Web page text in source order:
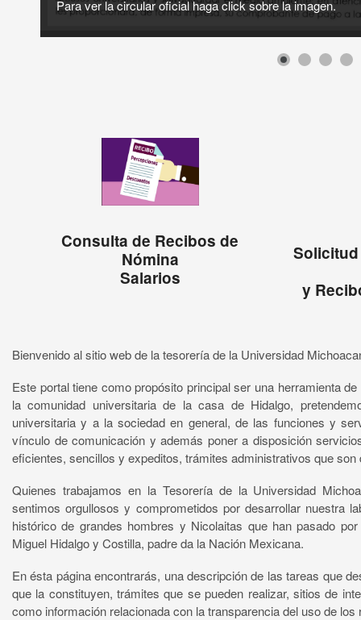
Para ver la circular oficial haga click sobre la imagen.
Consulta de Recibos de
Nómina
Salarios
y
Bienvenido al sitio web de la tesorería de la Universidad
Este portal tiene como propósito principal ser una herramienta
la comunidad universitaria de la casa de Hidalgo,
universitaria y a la sociedad en general, de las funciones y
vínculo de comunicación y además poner a disposición
eficientes, sencillos y expeditos, trámites administrativos que
Quienes trabajamos en la Tesorería de la Universidad
sentimos orgullosos y comprometidos por desarrollar nuestra
histórico de grandes hombres y Nicolaitas que han pasado
Miguel Hidalgo y Costilla, padre da la Nación Mexicana.
En ésta página encontrarás, una descripción de las tareas que
que la constituyen, trámites que se pueden realizar, sitios de
como información relacionada con la transparencia del uso de